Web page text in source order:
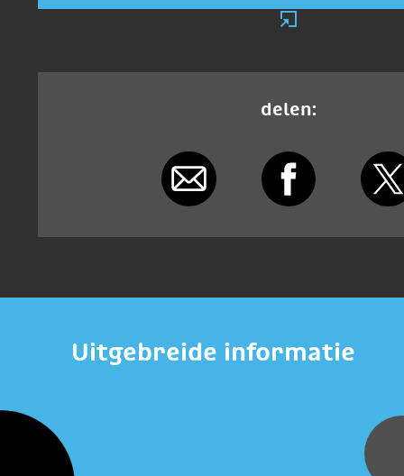
delen:
Uitgebreide informatie